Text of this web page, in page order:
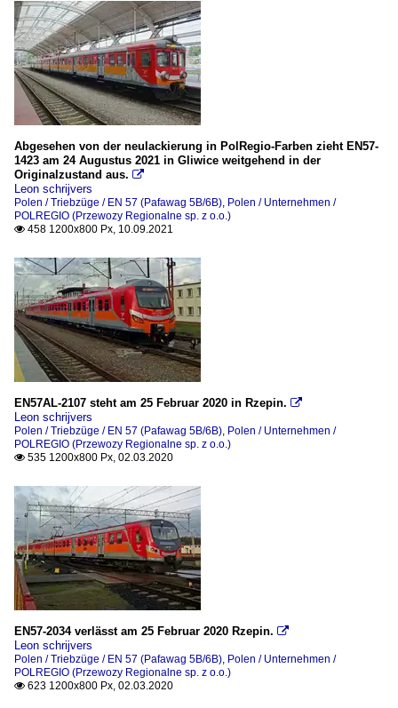
Abgesehen von der neulackierung in PolRegio-Farben zieht EN57-
1423 am 24 Augustus 2021 in Gliwice weitgehend in der
Originalzustand aus. 
Leon schrijvers
Polen / Triebzüge / EN 57 (Pafawag 5B/6B), Polen / Unternehmen /
POLREGIO (Przewozy Regionalne sp. z o.o.)
 458 1200x800 Px, 10.09.2021
EN57AL-2107 steht am 25 Februar 2020 in Rzepin. 
Leon schrijvers
Polen / Triebzüge / EN 57 (Pafawag 5B/6B), Polen / Unternehmen /
POLREGIO (Przewozy Regionalne sp. z o.o.)
 535 1200x800 Px, 02.03.2020
EN57-2034 verlässt am 25 Februar 2020 Rzepin. 
Leon schrijvers
Polen / Triebzüge / EN 57 (Pafawag 5B/6B), Polen / Unternehmen /
POLREGIO (Przewozy Regionalne sp. z o.o.)
 623 1200x800 Px, 02.03.2020